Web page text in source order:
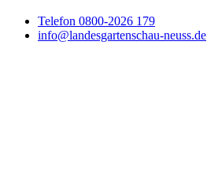
Telefon 0800-2026 179
info@landesgartenschau-neuss.de